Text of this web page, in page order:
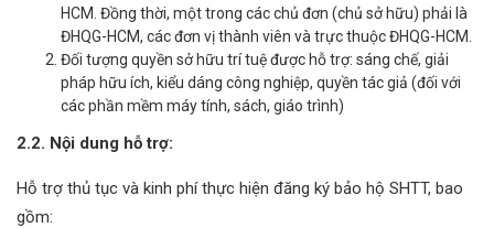
HCM. Đồng thời, một trong các chủ đơn (chủ sở hữu) phải là
ĐHQG-HCM, các đơn vị thành viên và trực thuộc ĐHQG-HCM.
Đối tượng quyền sở hữu trí tuệ được hỗ trợ: sáng chế, giải
pháp hữu ích, kiểu dáng công nghiệp, quyền tác giả (đối với
các phần mềm máy tính, sách, giáo trình)
2.2. Nội dung hỗ trợ:
Hỗ trợ thủ tục và kinh phí thực hiện đăng ký bảo hộ SHTT, bao
gồm: